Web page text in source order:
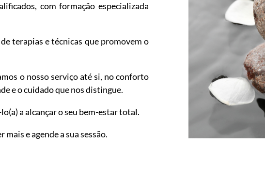
com formação especializada
terapias e técnicas que promovem o
o nosso serviço até si, no conforto
e o cuidado que nos distingue.
a alcançar o seu bem-estar total.
e agende a sua sessão.